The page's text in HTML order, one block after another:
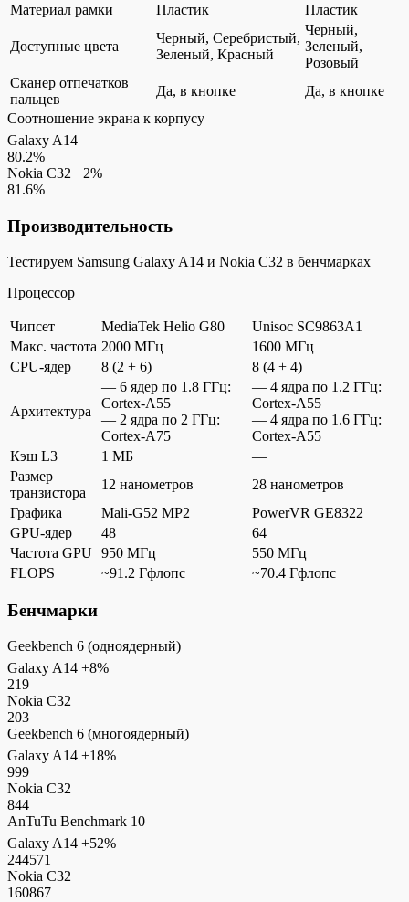
Материал рамки
Пластик Пластик
Доступные цвета
Черный, Серебристый,
Зеленый, Красный
Черный,
Зеленый,
Розовый
Сканер отпечатков
пальцев
Да, в кнопке
Да, в кнопке
Соотношение экрана к корпусу
Galaxy A14
80.2%
Nokia C32 +2%
81.6%
Производительность
Тестируем Samsung Galaxy A14 и Nokia C32 в бенчмарках
Процессор
Чипсет MediaTek Helio G80
Unisoc SC9863A1
Макс. частота 2000 МГц
1600 МГц
CPU-ядер
8 (2 + 6) 8 (4 + 4)
Архитектура
— 6 ядер по 1.8 ГГц:
Cortex-A55
— 2 ядра по 2 ГГц:
Cortex-A75
— 4 ядра по 1.2 ГГц:
Cortex-A55
— 4 ядра по 1.6 ГГц:
Cortex-A55
Кэш L3
1 МБ
—
Размер
транзистора
12 нанометров
28 нанометров
Графика
Mali-G52 MP2
PowerVR GE8322
GPU-ядер
48
64
Частота GPU 950 МГц
550 МГц
FLOPS
~91.2 Гфлопс ~70.4 Гфлопс
Бенчмарки
Geekbench 6 (одноядерный)
Galaxy A14 +8%
219
Nokia C32
203
Geekbench 6 (многоядерный)
Galaxy A14 +18%
999
Nokia C32
844
AnTuTu Benchmark 10
Galaxy A14 +52%
244571
Nokia C32
160867